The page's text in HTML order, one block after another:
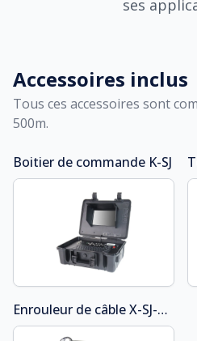
ses
Accessoires inclus
Tous ces accessoires sont
500m.
Boitier de commande K-SJ
Enrouleur de câbleX-SJ-500